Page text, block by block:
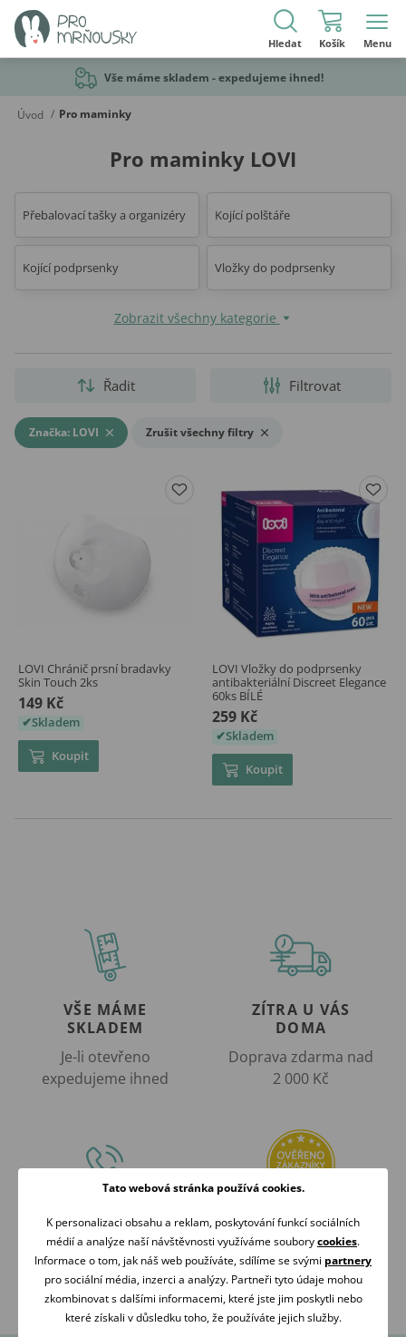
Hledat Košík Menu
Vše máme skladem - expedujeme ihned!
Úvod / Pro maminky
Pro maminky LOVI
Přebalovací tašky a organizéry Kojící polštáře
Kojící podprsenky Vložky do podprsenky
Zobrazit všechny kategorie
Filtrovat
Řadit
Značka: LOVI Zrušit všechny filtry
LOVI Chránič prsní bradavky
Skin Touch 2ks
149 Kč
Skladem
Koupit
LOVI Vložky do podprsenky
antibakteriální Discreet Elegance
60ks BÍLÉ
259 Kč
Skladem
Koupit
VŠE MÁME
SKLADEM
Je-li otevřeno
expedujeme ihned
ZÍTRA U VÁS
DOMA
Doprava zdarma nad
2 000 Kč
RÁDI
PORADÍME
Volejte Po-Pá: 09:00-16:00
608 267 033
OVĚŘENO
ZÁKAZNÍKY
98 % našich zákazníků
nás doporučuje
Tato webová stránka používá cookies.
K personalizaci obsahu a reklam, poskytování funkcí sociálních
médií a analýze naší návštěvnosti využíváme souborycookies.
Informace o tom, jak náš web používáte, sdílíme se svými partnery
pro sociální média, inzerci a analýzy. Partneři tyto údaje mohou
zkombinovat s dalšími informacemi, které jste jim poskytli nebo
které získali v důsledku toho, že používáte jejich služby.